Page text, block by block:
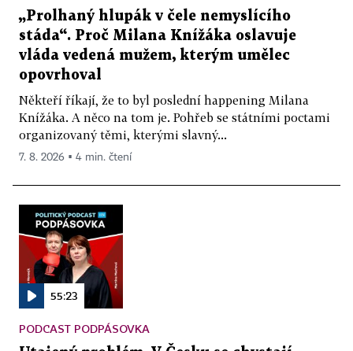
„Prolhaný hlupák v čele nemyslícího
stáda“. Proč Milana Knížáka oslavuje
vláda vedená mužem, kterým umělec
opovrhoval
Někteří říkají, že to byl poslední happening Milana
Knížáka. A něco na tom je. Pohřeb se státními poctami
organizovaný těmi, kterými slavný...
7. 8. 2026 ▪ 4 min. čtení
55:23
PODCAST PODPÁSOVKA